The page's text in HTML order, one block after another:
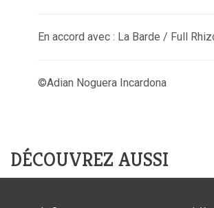
En accord avec : La Barde / Full
©Adian Noguera Incardona
DÉCOUVREZ AUSSI